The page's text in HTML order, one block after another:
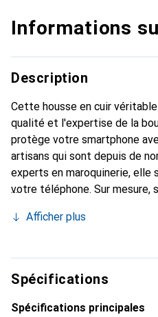
Informations
Description
Cette housse en cuir
qualité et l'expertise de la
protège votre smartphone
artisans qui sont depuis de
experts en maroquinerie,
votre téléphone. Sur mesure,
l'accessoire chic et
haute qualité, la marque
clientèle exigeante.
Afficher plus
Spécifications
Spécifications principales